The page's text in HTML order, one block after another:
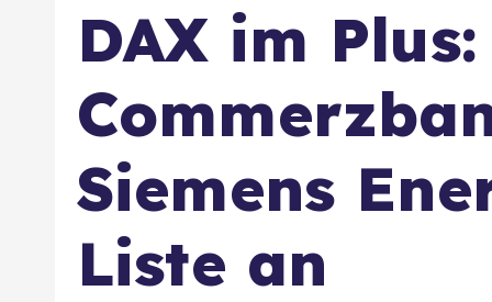
DAX im Plus:
Siemens
Liste an